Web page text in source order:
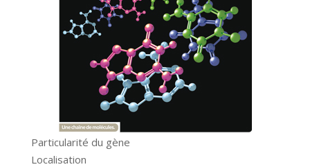
Particularité du gène
Localisation